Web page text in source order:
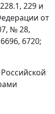
229 и
от
№ 28,
6720;